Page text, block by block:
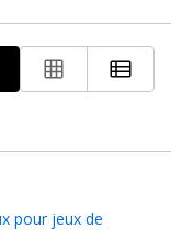
à facette, etc...
ou une régie
pour jeux de